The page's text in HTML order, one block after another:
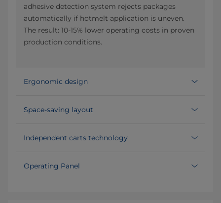
adhesive detection system rejects packages
automatically if hotmelt application is uneven.
The result: 10-15% lower operating costs in proven
production conditions.
Ergonomic design
Space-saving layout
Independent carts technology
Operating Panel